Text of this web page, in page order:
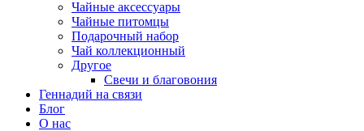
Чайные аксессуары
Чайные питомцы
Подарочный набор
Чай коллекционный
Другое
Свечи и благовония
Геннадий на связи
Блог
О нас